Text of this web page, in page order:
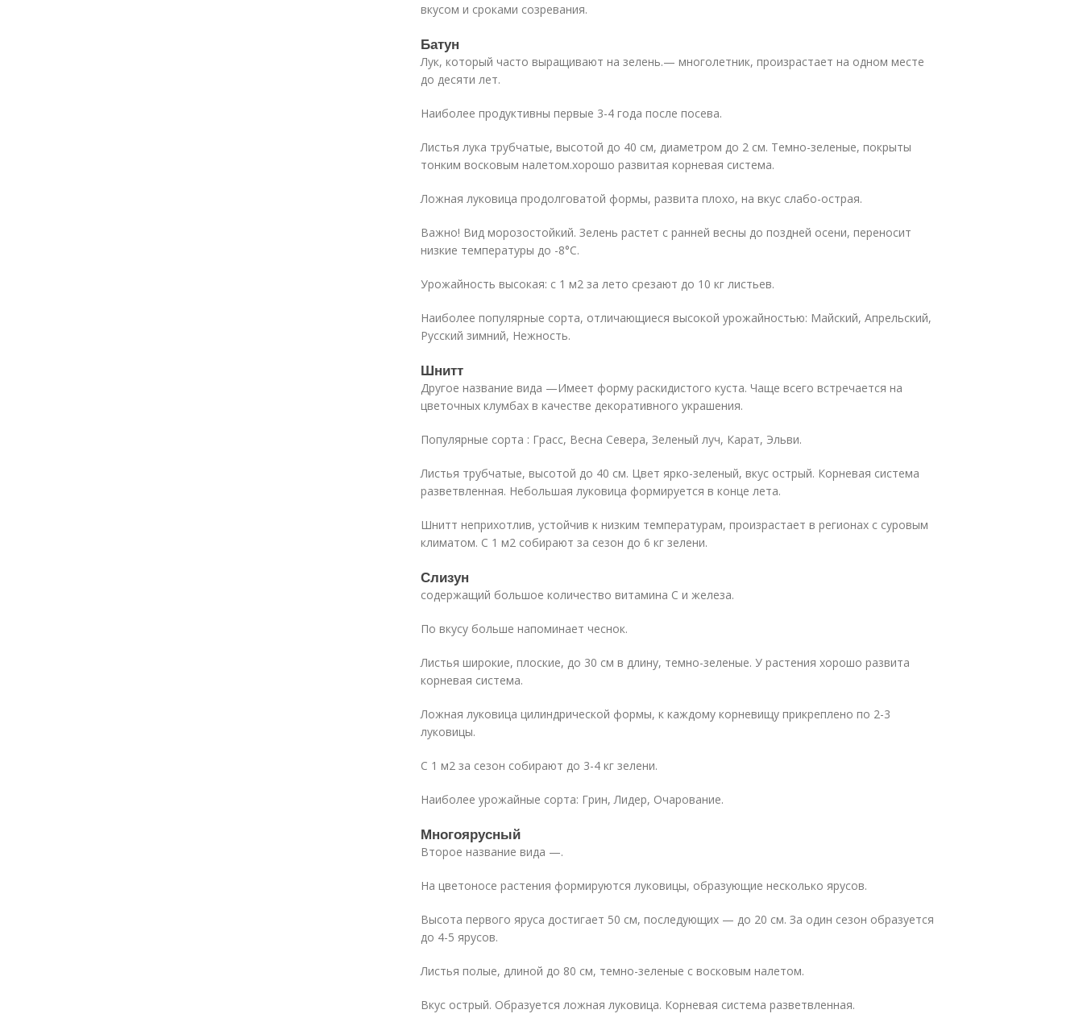
вкусом и сроками созревания.
Батун
Лук, который часто выращивают на зелень.— многолетник, произрастает на одном месте
до десяти лет.
Наиболее продуктивны первые 3-4 года после посева.
Листья лука трубчатые, высотой до 40 см, диаметром до 2 см. Темно-зеленые, покрыты
тонким восковым налетом.хорошо развитая корневая система.
Ложная луковица продолговатой формы, развита плохо, на вкус слабо-острая.
Важно! Вид морозостойкий. Зелень растет с ранней весны до поздней осени, переносит
низкие температуры до -8°С.
Урожайность высокая: с 1 м2 за лето срезают до 10 кг листьев.
Наиболее популярные сорта, отличающиеся высокой урожайностью: Майский, Апрельский,
Русский зимний, Нежность.
Шнитт
Другое название вида —Имеет форму раскидистого куста. Чаще всего встречается на
цветочных клумбах в качестве декоративного украшения.
Популярные сорта : Грасс, Весна Севера, Зеленый луч, Карат, Эльви.
Листья трубчатые, высотой до 40 см. Цвет ярко-зеленый, вкус острый. Корневая система
разветвленная. Небольшая луковица формируется в конце лета.
Шнитт неприхотлив, устойчив к низким температурам, произрастает в регионах с суровым
климатом. С 1 м2 собирают за сезон до 6 кг зелени.
Слизун
содержащий большое количество витамина С и железа.
По вкусу больше напоминает чеснок.
Листья широкие, плоские, до 30 см в длину, темно-зеленые. У растения хорошо развита
корневая система.
Ложная луковица цилиндрической формы, к каждому корневищу прикреплено по 2-3
луковицы.
С 1 м2 за сезон собирают до 3-4 кг зелени.
Наиболее урожайные сорта: Грин, Лидер, Очарование.
Многоярусный
Второе название вида —.
На цветоносе растения формируются луковицы, образующие несколько ярусов.
Высота первого яруса достигает 50 см, последующих — до 20 см. За один сезон образуется
до 4-5 ярусов.
Листья полые, длиной до 80 см, темно-зеленые с восковым налетом.
Вкус острый. Образуется ложная луковица. Корневая система разветвленная.